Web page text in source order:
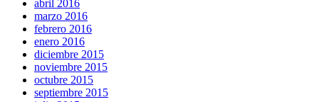
abril 2016
marzo 2016
febrero 2016
enero 2016
diciembre 2015
noviembre 2015
octubre 2015
septiembre 2015